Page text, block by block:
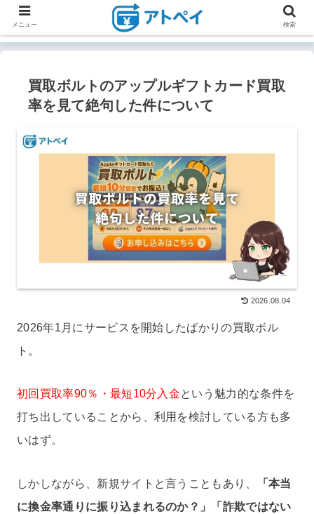
買取ボルトのアップルギフトカード買取
率を見て絶句した件について
2026.08.04
2026年1月にサービスを開始したばかりの買取ボル
ト。
初回買取率90％・最短10分入金という魅力的な条件を
打ち出していることから、利用を検討している方も多
いはず。
しかしながら、新規サイトと言うこともあり、
「本当
に換金率通りに振り込まれるのか？」「詐欺ではない
メニュー 検索